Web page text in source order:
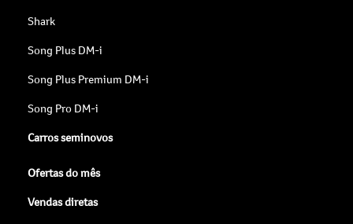
Shark
Song Plus DM-i
Song Plus Premium DM-i
Song Pro DM-i
Carros seminovos
Ofertas do mês
Vendas diretas